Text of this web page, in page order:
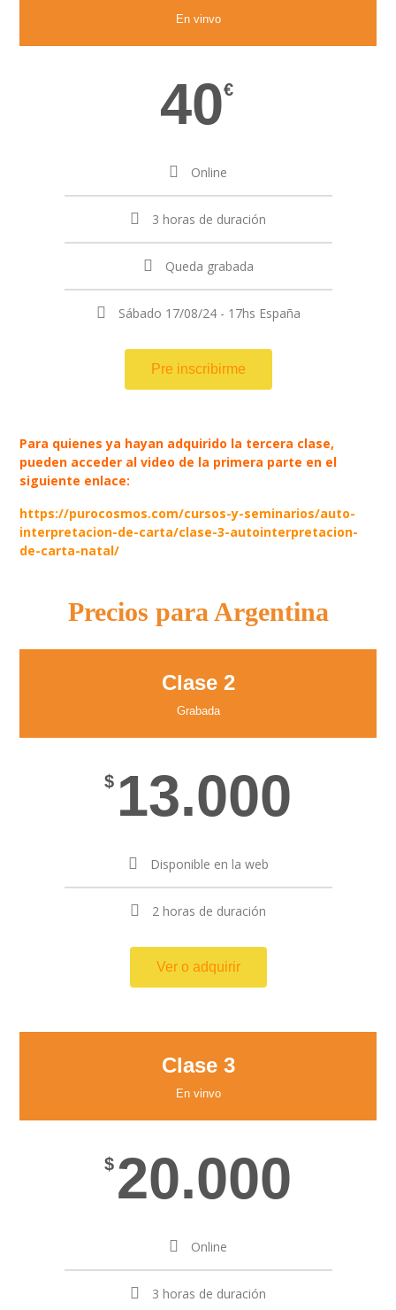
En vinvo
40€
Online
3 horas de duración
Queda grabada
Sábado 17/08/24 - 17hs España
Pre inscribirme
Para quienes ya hayan adquirido la tercera clase,
pueden acceder al video de la primera parte en el
siguiente enlace:
https://purocosmos.com/cursos-y-seminarios/auto-
interpretacion-de-carta/clase-3-autointerpretacion-
de-carta-natal/
Precios para Argentina
Clase 2
Grabada
$ 13.000
Disponible en la web
2 horas de duración
Ver o adquirir
Clase 3
En vinvo
$ 20.000
Online
3 horas de duración